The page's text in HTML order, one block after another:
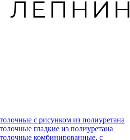
с рисунком из полиуретана
гладкие из полиуретана
комбинированные, с